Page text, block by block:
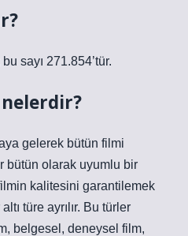
sayı 271.854’tür.
gelerek bütün filmi
bütün olarak uyumlu bir
kalitesini garantilemek
türe ayrılır. Bu türler
belgesel, deneysel film,